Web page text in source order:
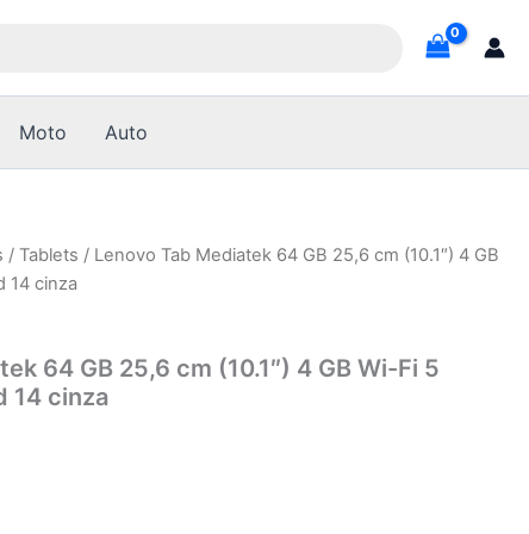
Moto Auto
/Tablets / Lenovo Tab Mediatek 64 GB 25,6 cm (10.1″) 4 GB
14 cinza
64 GB 25,6 cm (10.1″) 4 GB Wi-Fi 5
14 cinza